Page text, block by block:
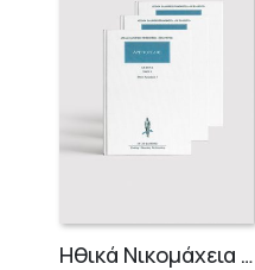
Ηθικά Νικομάχεια (3 τόμοι)